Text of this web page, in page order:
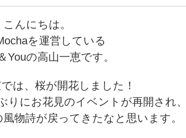
んにちは。
を運営している
Youの高山一恵です。
は、桜が開花しました！
りにお花見のイベントが再開され
物詩が戻ってきたなと思います。